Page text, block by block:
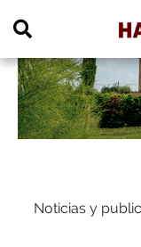
Noticias y